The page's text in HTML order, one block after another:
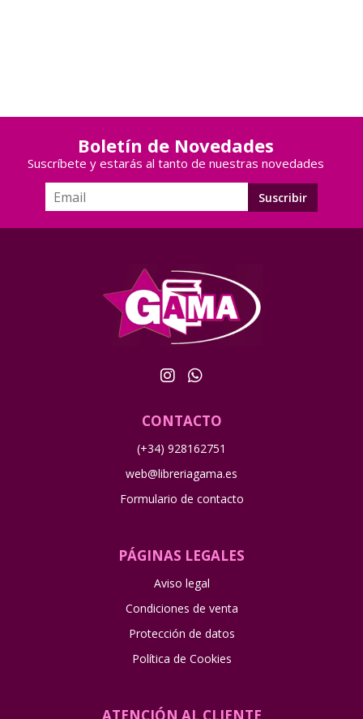
Boletín de Novedades
Suscríbete y estarás al tanto de nuestras novedades
CONTACTO
(+34) 928162751
web@libreriagama.es
Formulario de contacto
PÁGINAS LEGALES
Aviso legal
Condiciones de venta
Protección de datos
Política de Cookies